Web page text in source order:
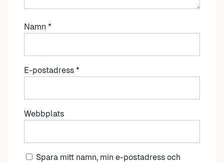
Namn *
E-postadress *
Webbplats
Spara mitt namn, min e-postadress och